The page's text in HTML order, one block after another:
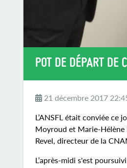
POT DE DÉPART DE
21 décembre 2017
L’ANSFL était conviée ce
Moyroud et Marie-Hélène
Revel, directeur de la
L’après-midi s'est